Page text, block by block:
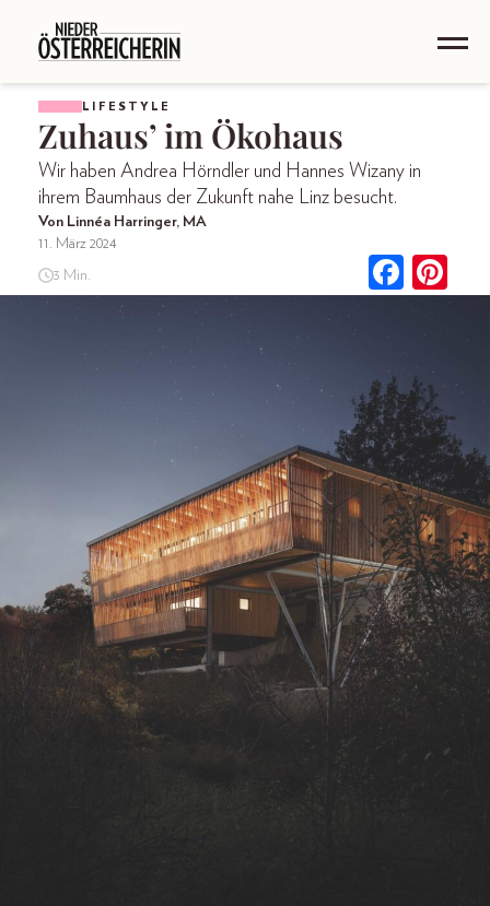
LIFESTYLE
Zuhaus’ im Ökohaus
Wir haben Andrea Hörndler und Hannes Wizany in
ihrem Baumhaus der Zukunft nahe Linz besucht.
Von Linnéa Harringer, MA
11. März 2024
3 Min.